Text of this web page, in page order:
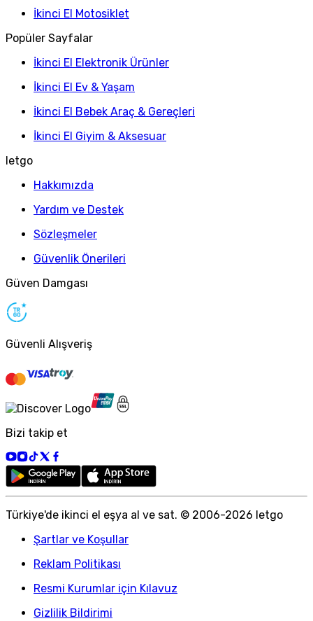
İkinci El Motosiklet
Popüler Sayfalar
İkinci El Elektronik Ürünler
İkinci El Ev & Yaşam
İkinci El Bebek Araç & Gereçleri
İkinci El Giyim & Aksesuar
letgo
Hakkımızda
Yardım ve Destek
Sözleşmeler
Güvenlik Önerileri
Güven Damgası
Güvenli Alışveriş
Bizi takip et
Türkiye'de ikinci el eşya al ve sat. © 2006-2026 letgo
Şartlar ve Koşullar
Reklam Politikası
Resmi Kurumlar için Kılavuz
Gizlilik Bildirimi